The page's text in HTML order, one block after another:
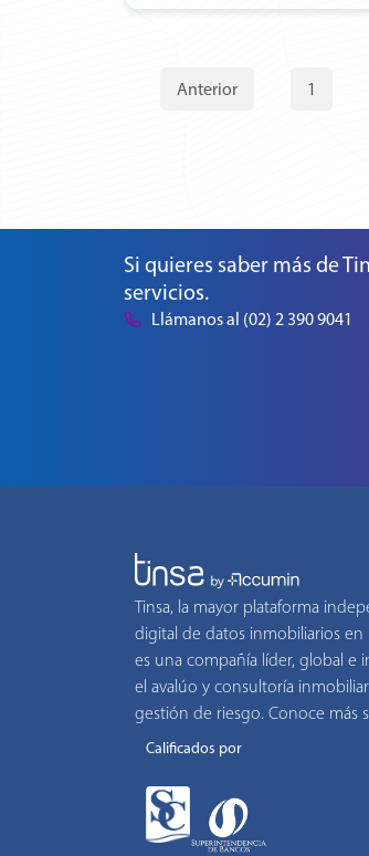
Anterior 1
Si quieres saber más de
servicios.
Llámanos al (02) 2 390 9041
Tinsa, la mayor plataforma
digital de datos inmobiliarios en
es una compañía líder, global
el avalúo y consultoría
gestión de riesgo. Conoce más
Calificados por